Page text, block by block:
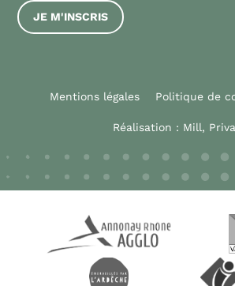
JE M'INSCRIS
Mentions légales Politique de
Réalisation : Mill,